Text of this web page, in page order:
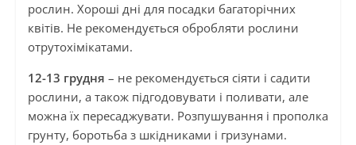
рослин. Хороші дні для посадки багаторічних
квітів. Не рекомендується обробляти рослини
отрутохімікатами.
12-13 грудня – не рекомендується сіяти і садити
рослини, а також підгодовувати і поливати, але
можна їх пересаджувати. Розпушування і прополка
грунту, боротьба з шкідниками і гризунами.